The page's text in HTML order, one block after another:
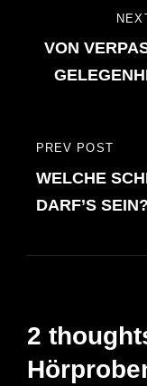
PREVIOUS
POST
PREV POST
WELCHE
DARF’S SEIN?
POST
VON
2